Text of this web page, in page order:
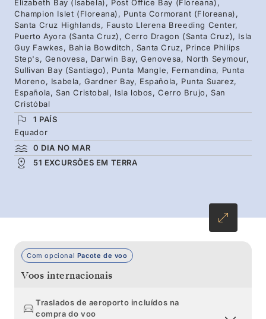
frequentes de baleias e golfinhos nadando e a
névoa envolvendo as terras altas de Santa
Cruz, o habitat das tartarugas gigantes.
Elizabeth Bay (Isabela), Post Office Bay (Floreana),
Champion Islet (Floreana), Punta Cormorant (Floreana),
Santa Cruz Highlands, Fausto Llerena Breeding Center,
Puerto Ayora (Santa Cruz), Cerro Dragon (Santa Cruz), Isla
Guy Fawkes, Bahia Bowditch, Santa Cruz, Prince Philips
Step's, Genovesa, Darwin Bay, Genovesa, North Seymour,
Sullivan Bay (Santiago), Punta Mangle, Fernandina, Punta
Moreno, Isabela, Gardner Bay, Española, Punta Suarez,
Española, San Cristobal, Isla lobos, Cerro Brujo, San
Cristóbal
1 PAÍS
Equador
0 DIA NO MAR
51 EXCURSÕES EM TERRA
Com opcional Pacote de voo
Voos internacionais
Traslados de aeroporto incluídos na
compra do voo